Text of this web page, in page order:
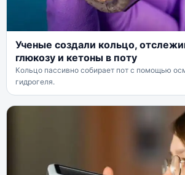
Ученые создали кольцо,
глюкозу и кетоны в поту
Кольцо пассивно собирает пот с помощью
гидрогеля.